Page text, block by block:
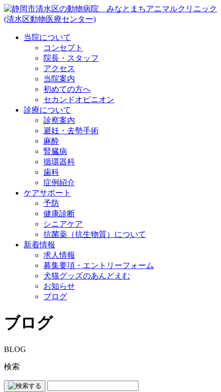
当院について
コンセプト
院長・スタッフ
アクセス
当院案内
初めての方へ
セカンドオピニオン
診療について
診察案内
避妊・去勢手術
麻酔
腎臓病
循環器科
歯科
症例紹介
ケアサポート
予防
健康診断
シニアケア
抗菌薬（抗生物質）について
新着情報
求人情報
募集要項・エントリーフォーム
犬猫グッズのあんどえむ
お知らせ
ブログ
ブログ
BLOG
検索